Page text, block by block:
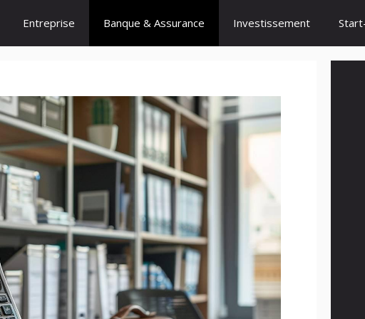
Entreprise Banque & Assurance Investissement